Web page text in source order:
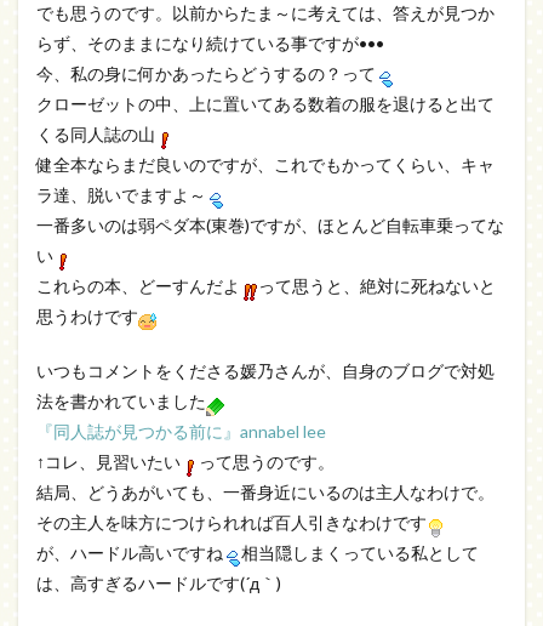
でも思うのです。以前からたま～に考えては、答えが見つか
らず、そのままになり続けている事ですが•••
今、私の身に何かあったらどうするの？って
クローゼットの中、上に置いてある数着の服を退けると出て
くる同人誌の山
健全本ならまだ良いのですが、これでもかってくらい、キャ
ラ達、脱いでますよ～
一番多いのは弱ペダ本(東巻)ですが、ほとんど自転車乗ってな
い
これらの本、どーすんだよ
って思うと、絶対に死ねないと
思うわけです
いつもコメントをくださる媛乃さんが、自身のブログで対処
法を書かれていました
『同人誌が見つかる前に』annabel lee
↑コレ、見習いたい
って思うのです。
結局、どうあがいても、一番身近にいるのは主人なわけで。
その主人を味方につけられれば百人引きなわけです
が、ハードル高いですね
相当隠しまくっている私として
は、高すぎるハードルです(´д｀)